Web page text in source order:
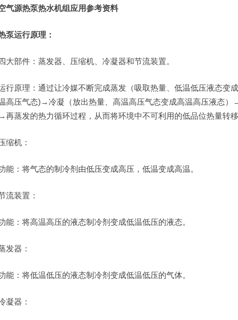
气源热泵热水机组应用参考资料
泵运行原理：
大部件：蒸发器、压缩机、冷凝器和节流装置。
行原理：通过让冷媒不断完成蒸发（吸取热量、低温低压液态变
高压气态)→冷凝（放出热量、高温高压气态变成高温高压液态
再蒸发的热力循环过程，从而将环境中不可利用的低品位热量转移
缩机：
能：将气态的制冷剂由低压变成高压，低温变成高温。
流装置：
能：将高温高压的液态制冷剂变成低温低压的液态。
发器：
能：将低温低压的液态制冷剂变成低温低压的气体。
凝器：